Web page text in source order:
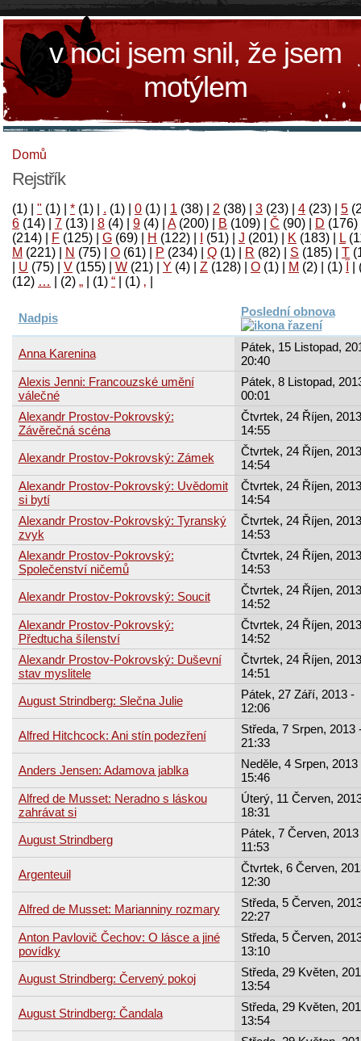
v noci jsem snil, že jsem
motýlem
Domů
Rejstřík
(1) " (1) * (1) . (1) 0 (1) 1 (38) 2 (38) 3 (23) 4 (23) 5
6 (14) 7 (13) 8 (4) 9 (4) A(200) B (109) Č (90) D (176)
(214)
F (125) G (69) H (122) (51) J (201) K (183) L
M (221) N (75) O (61) P (234) Q (1) R (82) S (185) T
U (75) V (155) W (21) Y (4) Z (128) Ο (1) М (2)
(1)
‚
(1)
“
(1)
„
(2)
…
(12)
Nadpis Poslední obnova
Anna Karenina
Pátek, 15 Listopad,
20:40
Alexis Jenni: Francouzské umění
válečné
Pátek, 8 Listopad,
00:01
Alexandr Prostov-Pokrovský:
Závěrečná scéna
Čtvrtek, 24 Říjen,
14:55
Alexandr Prostov-Pokrovský: Zámek
Čtvrtek, 24 Říjen,
14:54
Alexandr Prostov-Pokrovský: Uvědomit
si bytí
Čtvrtek, 24 Říjen,
14:54
Alexandr Prostov-Pokrovský: Tyranský
zvyk
Čtvrtek, 24 Říjen,
14:53
Alexandr Prostov-Pokrovský:
Společenství ničemů
Čtvrtek, 24 Říjen,
14:53
Alexandr Prostov-Pokrovský: Soucit
Čtvrtek, 24 Říjen,
14:52
Alexandr Prostov-Pokrovský:
Předtucha šílenství
Čtvrtek, 24 Říjen,
14:52
Alexandr Prostov-Pokrovský: Duševní
stav myslitele
Čtvrtek, 24 Říjen,
14:51
August Strindberg: Slečna Julie
Pátek, 27 Září, 2013 -
12:06
Alfred Hitchcock: Ani stín podezření
Středa, 7 Srpen, 2013
21:33
Anders Jensen: Adamova jablka
Neděle, 4 Srpen, 2013
15:46
Alfred de Musset: Neradno s láskou
zahrávat si
Úterý, 11 Červen,
18:31
August Strindberg
Pátek, 7 Červen, 2013
11:53
Argenteuil
Čtvrtek, 6 Červen,
12:30
Alfred de Musset: Marianniny rozmary
Středa, 5 Červen,
22:27
Anton Pavlovič Čechov: O lásce a jiné
povídky
Středa, 5 Červen,
13:10
August Strindberg: Červený pokoj
Středa, 29 Květen,
13:54
August Strindberg: Čandala
Středa, 29 Květen,
13:54